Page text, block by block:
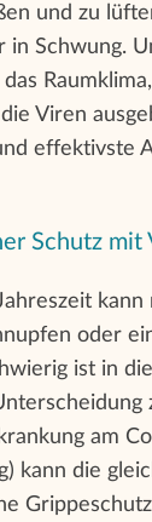
und zu
in Schwung.
Viren
effektivste
Schutz mit
kann
oder
ist in
am
kann die